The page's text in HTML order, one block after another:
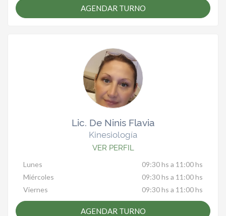
AGENDAR TURNO
Lic. De Ninis Flavia
Kinesiología
VER PERFIL
Lunes
09:30 hs a 11:00 hs
Miércoles
09:30 hs a 11:00 hs
Viernes
09:30 hs a 11:00 hs
AGENDAR TURNO